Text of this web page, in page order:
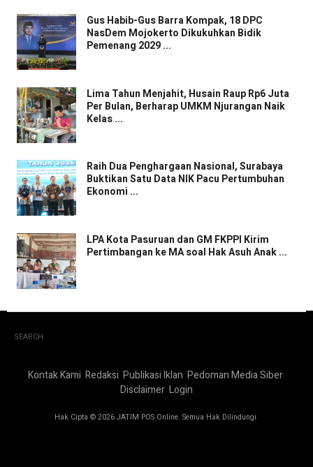
Gus Habib-Gus Barra Kompak, 18 DPC
NasDem Mojokerto Dikukuhkan Bidik
Pemenang 2029 ...
Lima Tahun Menjahit, Husain Raup Rp6 Juta
Per Bulan, Berharap UMKM Njurangan Naik
Kelas ...
Raih Dua Penghargaan Nasional, Surabaya
Buktikan Satu Data NIK Pacu Pertumbuhan
Ekonomi ...
LPA Kota Pasuruan dan GM FKPPI Kirim
Pertimbangan ke MA soal Hak Asuh Anak ...
SEARCH
Kontak Kami Redaksi Publikasi Iklan Pedoman Media Siber
Disclaimer Login
Hak Cipta © 2026 JATIM POS Online. Semua Hak Dilindungi.